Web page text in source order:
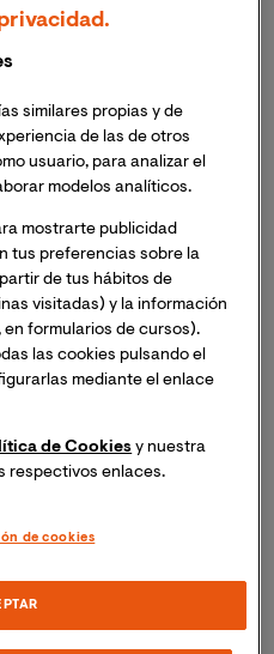
similares propias y de
de las de otros
usuario, para analizar el
modelos analíticos.
mostrarte publicidad
tus preferencias sobre la
de tus hábitos de
visitadas) y la información
formularios de cursos).
las cookies pulsando el
mediante el enlace
de Cookies y nuestra
respectivos enlaces.
de cookies